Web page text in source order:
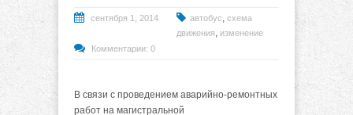
сентября 1, 2014 автобус, схема
движения, изменение
Комментарии: 0
В связи с проведением аварийно-ремонтных
работ на магистральной